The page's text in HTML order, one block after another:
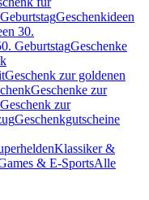
Geschenkideen
30.
GeburtstagGeschenke
Geschenk zur goldenen
Geschenke zur
Geschenk zur
Geschenkgutscheine
Klassiker &
& E-SportsAlle